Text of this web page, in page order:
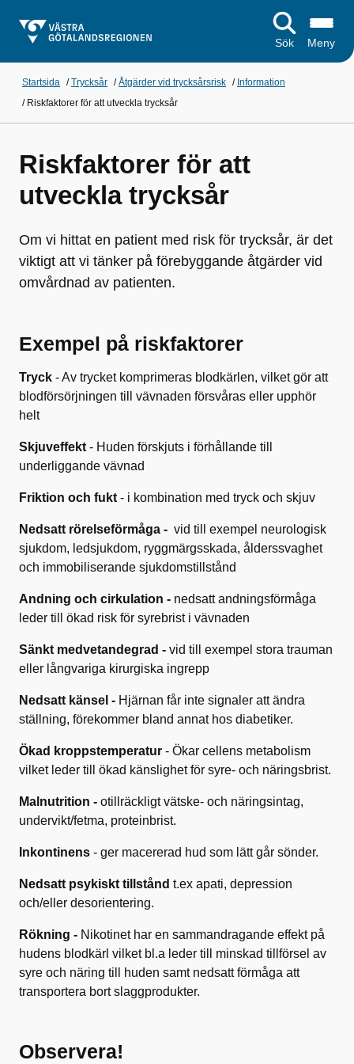
Sök Meny
Startsida /Trycksår /Åtgärder vid trycksårsrisk / Information
/ Riskfaktorer för att utveckla trycksår
Riskfaktorer för att
utveckla trycksår
Om vi hittat en patient med risk för trycksår, är det
viktigt att vi tänker på förebyggande åtgärder vid
omvårdnad av patienten.
Exempel på riskfaktorer
Tryck - Av trycket komprimeras blodkärlen, vilket gör att
blodförsörjningen till vävnaden försvåras eller upphör
helt
Skjuveffekt - Huden förskjuts i förhållande till
underliggande vävnad
Friktion och fukt - i kombination med tryck och skjuv
Nedsatt rörelseförmåga - vid till exempel neurologisk
sjukdom, ledsjukdom, ryggmärgsskada, ålderssvaghet
och immobiliserande sjukdomstillstånd
Andning och cirkulation - nedsatt andningsförmåga
leder till ökad risk för syrebrist i vävnaden
Sänkt medvetandegrad - vid till exempel stora trauman
eller långvariga kirurgiska ingrepp
Nedsatt känsel - Hjärnan får inte signaler att ändra
ställning, förekommer bland annat hos diabetiker.
Ökad kroppstemperatur - Ökar cellens metabolism
vilket leder till ökad känslighet för syre- och näringsbrist.
Malnutrition - otillräckligt vätske- och näringsintag,
undervikt/fetma, proteinbrist.
Inkontinens - ger macererad hud som lätt går sönder.
Nedsatt psykiskt tillstånd t.ex apati, depression
och/eller desorientering.
Rökning - Nikotinet har en sammandragande effekt på
hudens blodkärl vilket bl.a leder till minskad tillförsel av
syre och näring till huden samt nedsatt förmåga att
transportera bort slaggprodukter.
Observera!